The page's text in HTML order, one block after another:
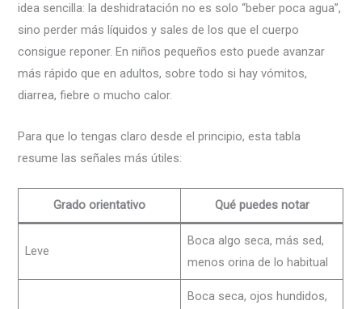
idea sencilla: la deshidratación no es solo “beber poca agua”,
sino perder más líquidos y sales de los que el cuerpo
consigue reponer. En niños pequeños esto puede avanzar
más rápido que en adultos, sobre todo si hay vómitos,
diarrea, fiebre o mucho calor.
Para que lo tengas claro desde el principio, esta tabla
resume las señales más útiles:
Grado orientativo Qué puedes notar
Leve
Boca algo seca, más sed,
menos orina de lo habitual
Boca seca, ojos hundidos,